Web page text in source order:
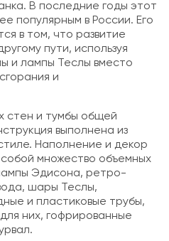
В последние годы этот
популярным в России. Его
в том, что развитие
пути, используя
и лампы Теслы вместо
и
стен и тумбы общей
выполнена из
Наполнение и декор
множество объемных
Эдисона, ретро-
шары Теслы,
и пластиковые трубы,
них, гофрированные